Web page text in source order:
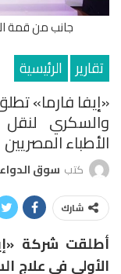
جانب من قمة
تقارير الرئيسية
«إيفا فارما»
والسكري لنقل
الأطباء المصريين
كتب سوق الدواء
شارك
أطلقت شركة